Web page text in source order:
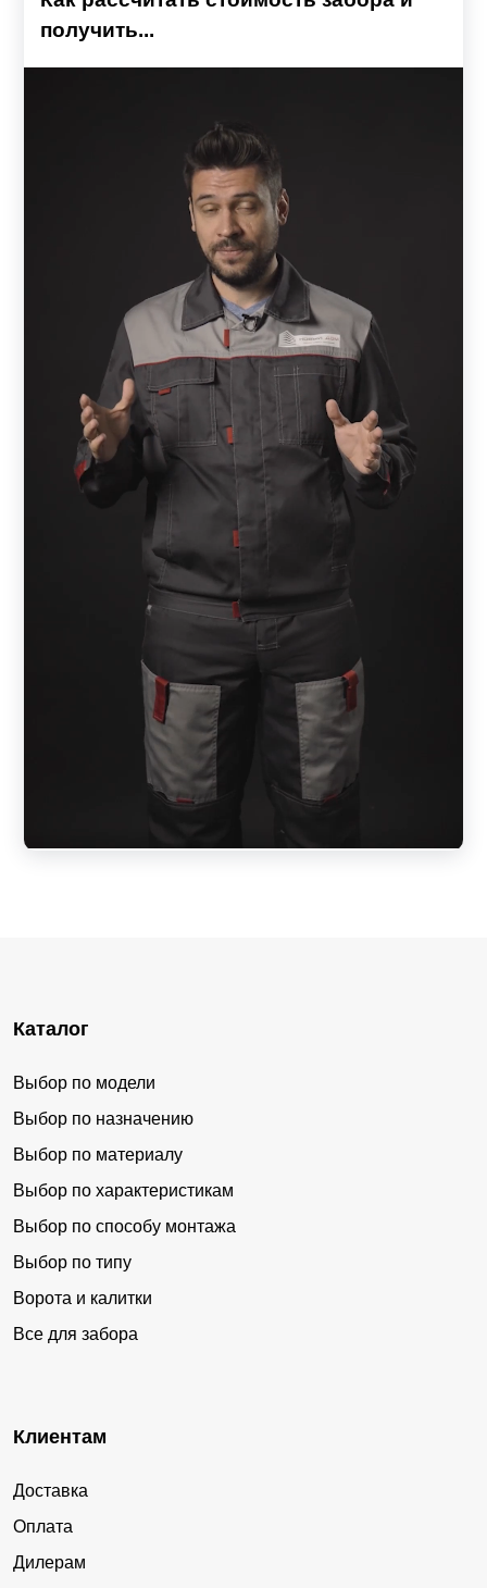
получить...
Каталог
Выбор по модели
Выбор по назначению
Выбор по материалу
Выбор по характеристикам
Выбор по способу монтажа
Выбор по типу
Ворота и калитки
Все для забора
Клиентам
Доставка
Оплата
Дилерам